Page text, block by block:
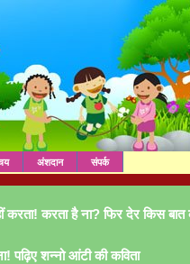
अंशदान संपर्क
करता है ना? फिर देर किस बात
पढ़िए शन्नो आंटी की कविता